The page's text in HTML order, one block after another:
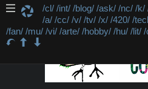
/cl/ /int/ /blog/ /ask/ /nc/ /k/
/a/ /cc/ /v/ /tv/ /x/ /420/ /
/fan/ /mu/ /vi/ /arte/ /hobby/ /hu/ /lit/ /